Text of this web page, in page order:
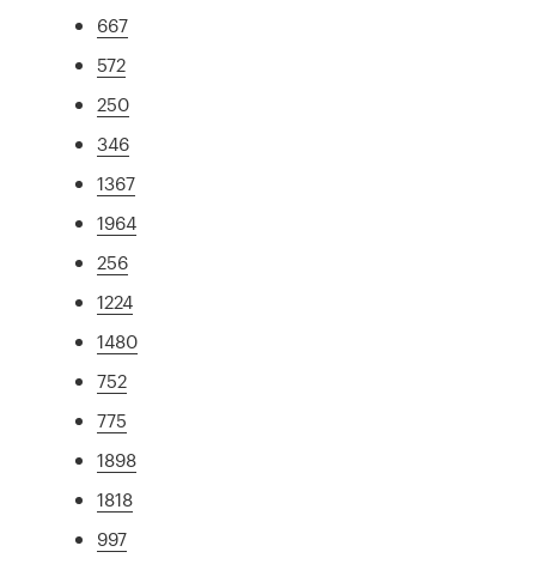
667
572
250
346
1367
1964
256
1224
1480
752
775
1898
1818
997